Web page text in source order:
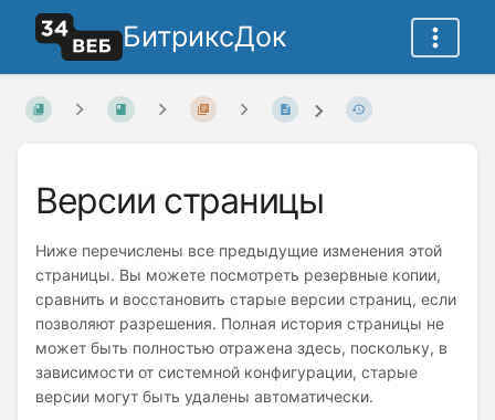
БитриксДок
Версии страницы
Ниже перечислены все предыдущие изменения этой
страницы. Вы можете посмотреть резервные копии,
сравнить и восстановить старые версии страниц, если
позволяют разрешения. Полная история страницы не
может быть полностью отражена здесь, поскольку, в
зависимости от системной конфигурации, старые
версии могут быть удалены автоматически.